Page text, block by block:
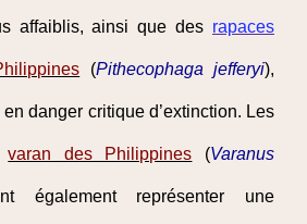
affaiblis, ainsi que des rapaces
(Pithecophaga jefferyi),
danger critique d’extinction. Les
varan des Philippines (Varanus
également représenter une